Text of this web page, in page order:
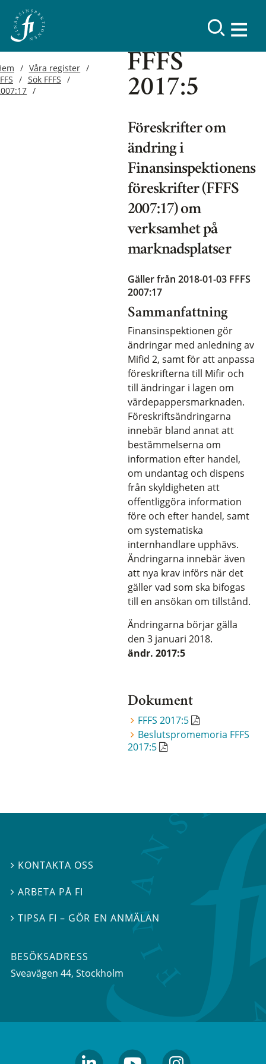
Våra register
Sök FFFS
FFFS
2017:5
Föreskrifter om
ändring i
Finansinspektionens
föreskrifter (FFFS
2007:17) om
verksamhet på
marknadsplatser
Gäller från 2018-01-03 FFFS
2007:17
Sammanfattning
Finansinspektionen gör
ändringar med anledning av
Mifid 2, samt för att anpassa
föreskrifterna till Mifir och
till ändringar i lagen om
värdepappersmarknaden.
Föreskriftsändringarna
innebär bland annat att
bestämmelserna om
information efter handel,
om undantag och dispens
från skyldigheten att
offentliggöra information
före och efter handel, samt
om systematiska
internhandlare upphävs.
Ändringarna innebär även
att nya krav införs när det
gäller vad som ska bifogas
till en ansökan om tillstånd.
Ändringarna börjar gälla
den 3 januari 2018.
ändr. 2017:5
Dokument
FFFS 2017:5
Beslutspromemoria FFFS
2017:5
 KONTAKTA OSS
 ARBETA PÅ FI
TIPSA FI – GÖR EN ANMÄLAN
BESÖKSADRESS
Sveavägen 44, Stockholm